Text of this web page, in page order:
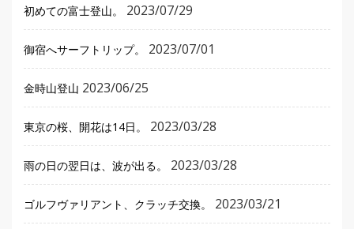
初めての富士登山。 2023/07/29
御宿へサーフトリップ。 2023/07/01
金時山登山 2023/06/25
東京の桜、開花は14日。 2023/03/28
雨の日の翌日は、波が出る。 2023/03/28
ゴルフヴァリアント、クラッチ交換。 2023/03/21